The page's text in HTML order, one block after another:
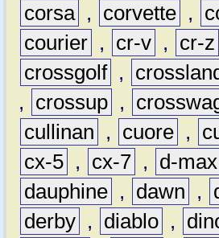
corsa , corvette ,
courier , cr-v , cr-z
crossgolf ,
,
crossup ,
cullinan
, cuore ,
cx-5 , cx-7 , d-max
dauphine , dawn ,
derby , diablo ,